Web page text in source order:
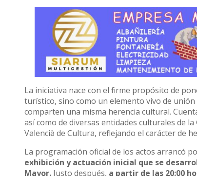
La iniciativa nace con el firme propósito de
turístico, sino como un elemento vivo de
comparten una misma herencia cultural.
así como de diversas entidades culturales de
Valencià de Cultura, reflejando el carácter de
La programación oficial de los actos arrancó
exhibición y actuación inicial que se
Mayor. Justo después, a partir de las 20:00